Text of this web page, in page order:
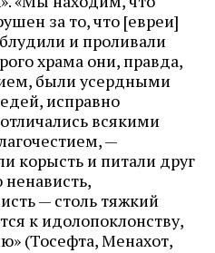
за то, что [евреи]
и проливали
храма они, правда,
были усердными
исправно
всякими
—
корысть и питали друг
— столь тяжкий
к идолопоклонству,
(Тосефта, Менахот,